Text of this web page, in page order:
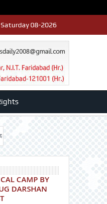
08-2026
advertisment श्री
CAMP BY
DARSHAN